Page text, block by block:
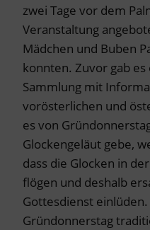
zwei Tage vor dem
Veranstaltung
Mädchen und Buben
konnten. Zuvor gab
Sammlung mit
vorösterlichen und
es von
Glockengeläut gebe,
dass die Glocken in
flögen und deshalb
Gottesdienst einlüden.
Gründonnerstag